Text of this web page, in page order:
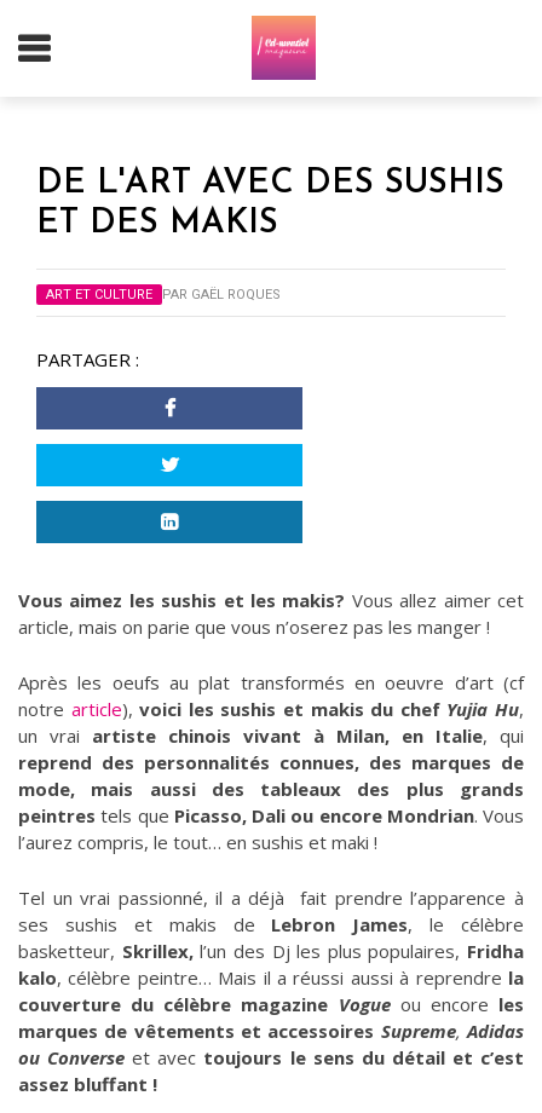
DE L'ART AVEC DES SUSHIS
ET DES MAKIS
ART ET CULTURE PAR GAËL ROQUES
PARTAGER :
Vous aimez les sushis et les makis? Vous allez aimer cet
article, mais on parie que vous n’oserez pas les manger !
Après les oeufs au plat transformés en oeuvre d’art (cf
notre article), voici les sushis et makis du chef Yujia Hu,
un vrai artiste chinois vivant à Milan, en Italie, qui
reprend des personnalités connues, des marques de
mode, mais aussi des tableaux des plus grands
peintres tels que Picasso, Dali ou encore Mondrian. Vous
l’aurez compris, le tout… en sushis et maki !
Tel un vrai passionné, il a déjà fait prendre l’apparence à
ses sushis et makis de Lebron James, le célèbre
basketteur, Skrillex,l’un des Dj les plus populaires, Fridha
kalo, célèbre peintre… Mais il a réussi aussi à reprendre la
couverture du célèbre magazine Vogueou encore les
marques de vêtements et accessoires Supreme,Adidas
ou Converseet avec toujours le sens du détail et c’est
assez bluffant !